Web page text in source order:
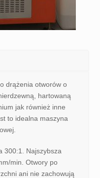
drążenia otworów o
hartowaną
jak również inne
to idealna maszyna
300:1. Najszybsza
min. Otwory po
ani nie zachowują